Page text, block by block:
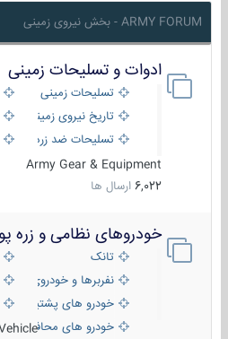
ARMY FORUM - بخش نیروی زمینی
ادوات و تسلیحات زمینی
تسلیحات زمینی
تاریخ نیروی زمینی
تسلیحات ضد زره
Army Gear & Equipment
6,022 ارسال ها
خودروهای نظامی و زره
تانک
نفربرها و خودروی های
خودرو های پشتیبانی
خودرو های محافظت شده
Vehicle